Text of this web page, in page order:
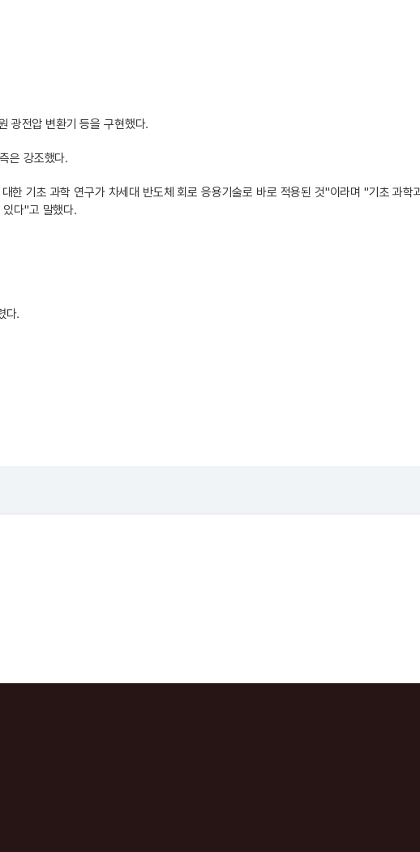
광전압 변환기 등을 구현했다.
은 강조했다.
한 기초 과학 연구가 차세대 반도체 회로 응용기술로 바로 적용된 것"이라며 "기초 과학
다"고 말했다.
다.